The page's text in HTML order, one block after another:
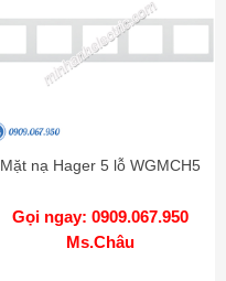
Mặt nạ Hager 5 lỗ WGMCH5
Gọi ngay: 0909.067.950
Ms.Châu